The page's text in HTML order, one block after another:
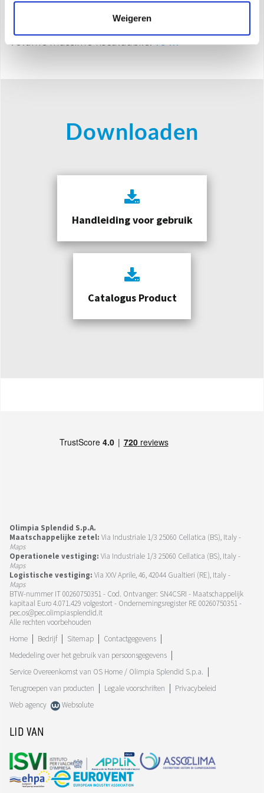
Weigeren
Impugnatura sul retro
Volume massimo riscaldabile:75 m3
Downloaden
Handleiding voor gebruik
Catalogus Product
Olimpia Splendid S.p.A.
Maatschappelijke zetel: Via Industriale 1/3 25060 Cellatica (BS), Italy -
Maps
Operationele vestiging: Via Industriale 1/3 25060 Cellatica (BS), Italy -
Maps
Logistische vestiging: Via XXV Aprile, 46, 42044 Gualtieri (RE), Italy -
Maps
BTW-nummer IT 00260750351 - Cod. Ontvanger: SN4CSRI - Maatschappelijk
kapitaal Euro 4.071.429 volgestort - Ondernemingsregister RE 00260750351 -
pec.os@pec.olimpiasplendid.it
Alle rechten voorbehouden
Home
Bedrijf Sitemap
Contactgegevens
Mededeling over het gebruik van persoonsgegevens
Service Overeenkomst van OS Home / Olimpia Splendid S.p.a.
Terugroepen van producten
Legale voorschriften
Privacybeleid
Web agency
Websolute
LID VAN